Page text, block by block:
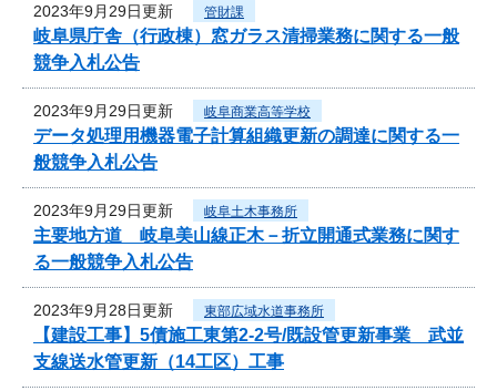
2023年9月29日更新 管財課
岐阜県庁舎（行政棟）窓ガラス清掃業務に関する一般
競争入札公告
2023年9月29日更新 岐阜商業高等学校
データ処理用機器電子計算組織更新の調達に関する一
般競争入札公告
2023年9月29日更新 岐阜土木事務所
主要地方道 岐阜美山線正木－折立開通式業務に関す
る一般競争入札公告
2023年9月28日更新 東部広域水道事務所
【建設工事】5債施工東第2-2号/既設管更新事業 武並
支線送水管更新（14工区）工事